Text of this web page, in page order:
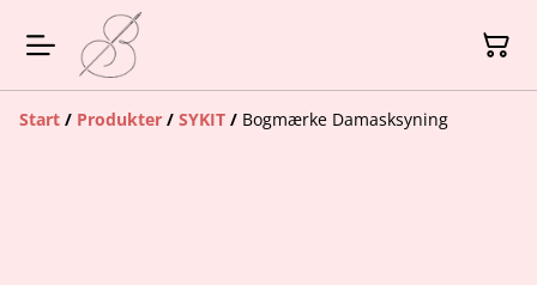
Start / Produkter / SYKIT / Bogmærke Damasksyning